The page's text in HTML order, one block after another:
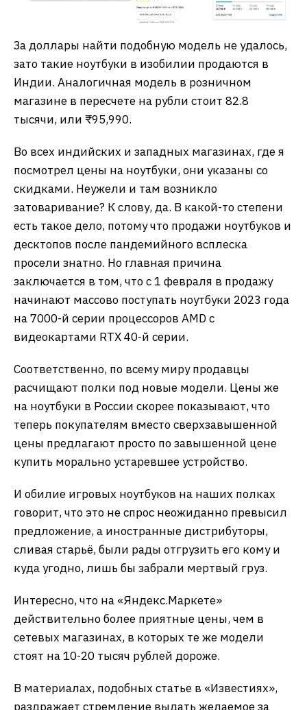
За доллары найти подобную модель не удалось,
зато такие ноутбуки в изобилии продаются в
Индии. Аналогичная модель в розничном
магазине в пересчете на рубли стоит 82.8
тысячи, или ₹95,990.
Во всех индийских и западных магазинах, где я
посмотрел цены на ноутбуки, они указаны со
скидками. Неужели и там возникло
затоваривание? К слову, да. В какой-то степени
есть такое дело, потому что продажи ноутбуков и
десктопов после пандемийного всплеска
просели знатно. Но главная причина
заключается в том, что с 1 февраля в продажу
начинают массово поступать ноутбуки 2023 года
на 7000-й серии процессоров AMD с
видеокартами RTX 40-й серии.
Соответственно, по всему миру продавцы
расчищают полки под новые модели. Цены же
на ноутбуки в России скорее показывают, что
теперь покупателям вместо сверхзавышенной
цены предлагают просто по завышенной цене
купить морально устаревшее устройство.
И обилие игровых ноутбуков на наших полках
говорит, что это не спрос неожиданно превысил
предложение, а иностранные дистрибуторы,
сливая старьё, были рады отгрузить его кому и
куда угодно, лишь бы забрали мертвый груз.
Интересно, что на «Яндекс.Маркете»
действительно более приятные цены, чем в
сетевых магазинах, в которых те же модели
стоят на 10-20 тысяч рублей дороже.
В материалах, подобных статье в «Известиях»,
раздражает стремление выдать желаемое за